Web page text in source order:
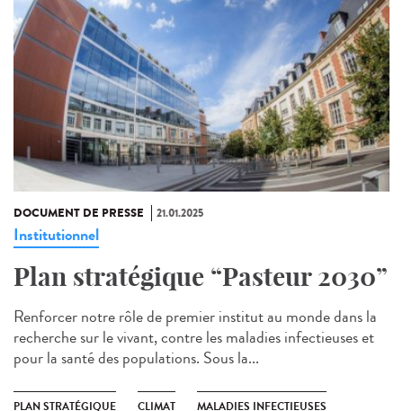
DOCUMENT DE PRESSE 21.01.2025
Institutionnel
Plan stratégique “Pasteur 2030”
Renforcer notre rôle de premier institut au monde dans la
recherche sur le vivant, contre les maladies infectieuses et
pour la santé des populations. Sous la...
PLAN STRATÉGIQUE CLIMAT MALADIES INFECTIEUSES